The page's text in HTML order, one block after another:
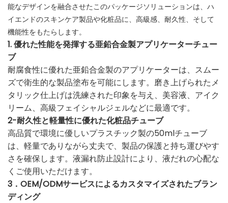
能なデザインを融合させたこのパッケージソリューションは、ハ
イエンドのスキンケア製品や化粧品に、高級感、耐久性、そして
機能性をもたらします。
1. 優れた性能を発揮する亜鉛合金製アプリケーターチュー
ブ
耐腐食性に優れた亜鉛合金製のアプリケーターは、スムー
ズで衛生的な製品塗布を可能にします。磨き上げられたメ
タリック仕上げは洗練された印象を与え、美容液、アイク
リーム、高級フェイシャルジェルなどに最適です。
2-耐久性と軽量性に優れた化粧品チューブ
高品質で環境に優しいプラスチック製の50mlチューブ
は、軽量でありながら丈夫で、製品の保護と持ち運びやす
さを確保します。液漏れ防止設計により、液だれの心配な
くご使用いただけます。
3．OEM/ODMサービスによるカスタマイズされたブラン
ディング